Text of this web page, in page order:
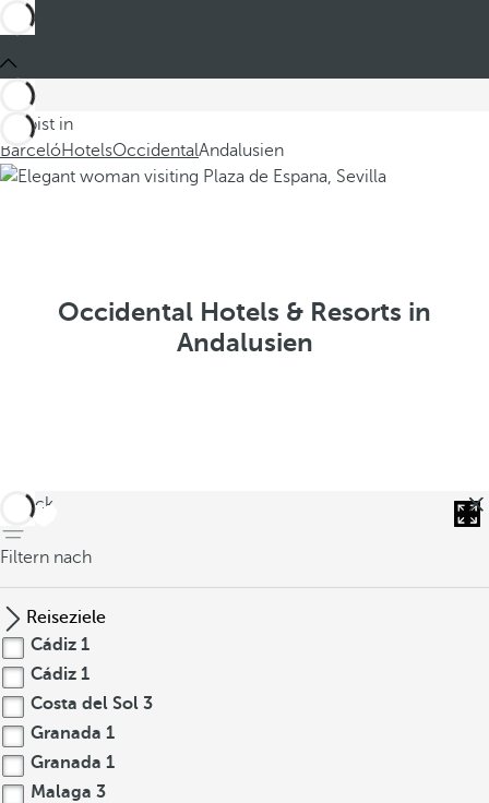
Du bist in
BarcelóHotelsOccidentalAndalusien
Occidental Hotels & Resorts in
Andalusien
zurück
Filtern nach
Reiseziele
Cádiz 1
Cádiz 1
Costa del Sol 3
Granada 1
Granada 1
Malaga 3